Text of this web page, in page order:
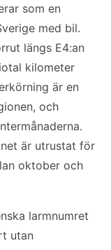
som en
med bil.
längs E4:an
kilometer
är en
och
är utrustat för
oktober och
larmnumret
utan